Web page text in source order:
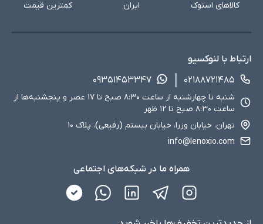
کالاهای استوک
ایران
کمترین قیمت
ارتباط با لنوکسیو
۰۲۱۸۸۷۲۱۴۸۵
۰۹۳۵۱۴۵۳۳۴۷
شنبه تا چهارشنبه از ساعت ۸:۳۰ صبح تا ۱۷ عصر و پنجشنبه‌ها از
ساعت ۸:۳۰ صبح تا ۱۲ ظهر
تهران، خیابان وزرا، خیابان بیستم (رفیعی)، پلاک ۱۰
info@lenoxio.com
همراه ما در شبکه‌های اجتماعی